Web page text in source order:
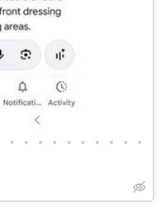
• • • • • • • • • •